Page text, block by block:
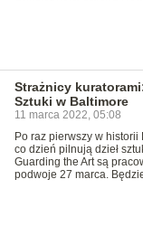
Strażnicy
Sztuki w Baltimore
11 marca 2022, 05:08
Po raz pierwszy w
co dzień pilnują dzieł
Guarding the Art są
podwoje 27 marca.